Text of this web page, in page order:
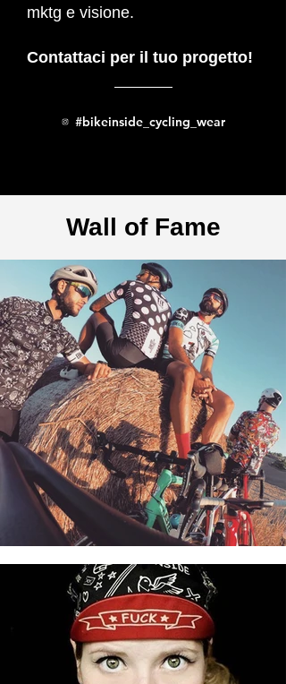
mktg e visione.
Contattaci per il tuo progetto!
#bikeinside_cycling_wear
Wall of Fame